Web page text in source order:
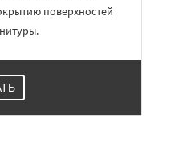
поверхностей